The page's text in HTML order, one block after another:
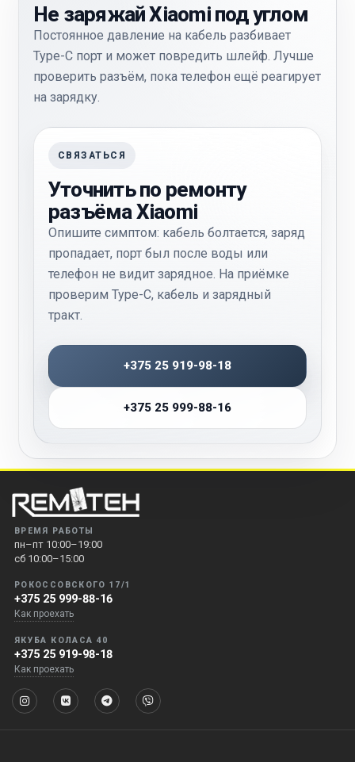
Не заряжай Xiaomi под углом
Постоянное давление на кабель разбивает
Type-C порт и может повредить шлейф. Лучше
проверить разъём, пока телефон ещё реагирует
на зарядку.
СВЯЗАТЬСЯ
Уточнить по ремонту
разъёма Xiaomi
Опишите симптом: кабель болтается, заряд
пропадает, порт был после воды или
телефон не видит зарядное. На приёмке
проверим Type-C, кабель и зарядный
тракт.
+375 25 919-98-18
+375 25 999-88-16
ВРЕМЯ РАБОТЫ
пн–пт 10:00–19:00
сб 10:00–15:00
РОКОССОВСКОГО 17/1
+375 25 999-88-16
Как проехать
ЯКУБА КОЛАСА 40
+375 25 919-98-18
Как проехать